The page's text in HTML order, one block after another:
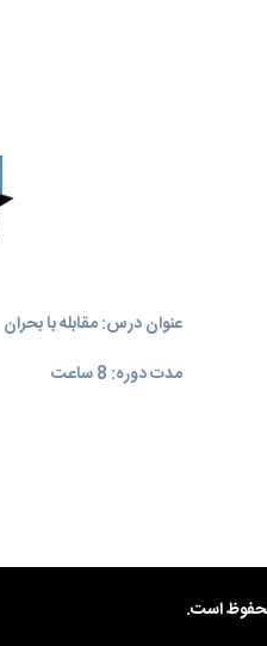
عنوان درس: مقابله با بحران
مدت دوره: 8 ساعت
است.